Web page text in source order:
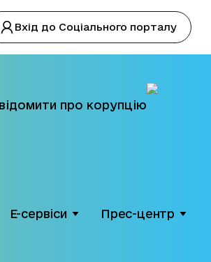
Вхід до Соціального порталу
про корупцію
Е-сервіси Прес-центр